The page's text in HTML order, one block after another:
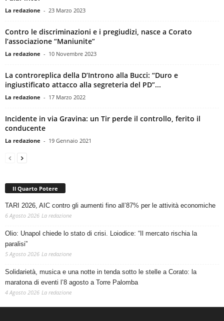
La redazione - 23 Marzo 2023
Contro le discriminazioni e i pregiudizi, nasce a Corato
l’associazione “Maniunite”
La redazione - 10 Novembre 2023
La controreplica della D’Introno alla Bucci: “Duro e
ingiustificato attacco alla segreteria del PD”...
La redazione - 17 Marzo 2022
Incidente in via Gravina: un Tir perde il controllo, ferito il
conducente
La redazione - 19 Gennaio 2021
Il Quarto Potere
TARI 2026, AIC contro gli aumenti fino all’87% per le attività economiche
6 Agosto 2026 La redazione
Olio: Unapol chiede lo stato di crisi. Loiodice: “Il mercato rischia la
paralisi”
5 Agosto 2026 La redazione
Solidarietà, musica e una notte in tenda sotto le stelle a Corato: la
maratona di eventi l’8 agosto a Torre Palomba
4 Agosto 2026 La redazione